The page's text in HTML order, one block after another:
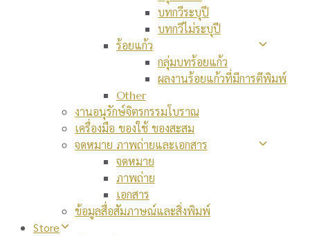
บทกวีระบุปี
บทกวีไม่ระบุปี
ร้อยแก้ว
กลุ่มบทร้อยแก้ว
ผลงานร้อยแก้วที่มีการตีพิมพ์
Other
งานอนุรักษ์จิตรกรรมโบราณ
เครื่องมือ ของใช้ ของสะสม
จดหมาย ภาพถ่ายและเอกสาร
จดหมาย
ภาพถ่าย
เอกสาร
ข้อมูลสื่อสัมภาษณ์และสิ่งพิมพ์
Store